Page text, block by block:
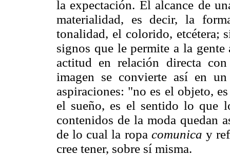
la expectación. El alcance de
materialidad, es decir, la
tonalidad, el colorido, etcétera;
signos que le permite a la
actitud en relación directa
imagen se convierte así en
aspiraciones: "no es el objeto,
el sueño, es el sentido lo que
contenidos de la moda quedan
de lo cual la ropa comunica y
cree tener, sobre sí misma.